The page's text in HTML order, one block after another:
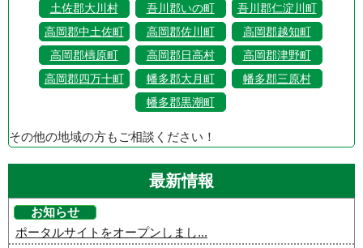
土佐郡大川村
吾川郡いの町
吾川郡仁淀川町
高岡郡中土佐町
高岡郡佐川町
高岡郡越知町
高岡郡檮原町
高岡郡日高村
高岡郡津野町
高岡郡四万十町
幡多郡大月町
幡多郡三原村
幡多郡黒潮町
その他の地域の方もご相談ください！
最新情報
お知らせ
ポータルサイトをオープンしまし...